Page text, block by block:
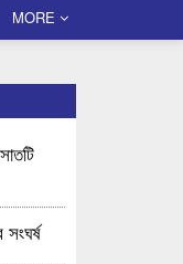
MORE